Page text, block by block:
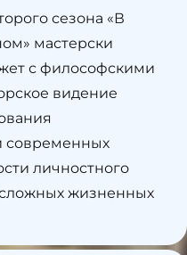
сезона «В
мастерски
с философскими
видение
современных
личностного
жизненных